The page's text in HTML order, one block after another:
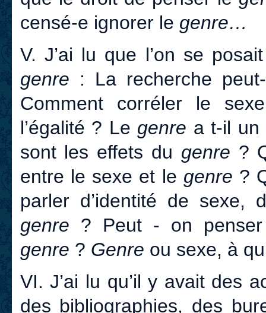
censé-e ignorer le genre…
V. J’ai lu que l’on se
genre : La recherche
Comment corréler le
l’égalité ? Le genre a t-il un
sont les effets du genre ?
entre le sexe et le genre ?
parler d’identité de sexe,
genre ? Peut - on
genre ? Genre ou sexe, à
VI. J’ai lu qu’il y avait des
des bibliographies, des